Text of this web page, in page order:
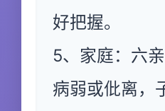
好把握。
5、家庭：六
病弱或仳离，